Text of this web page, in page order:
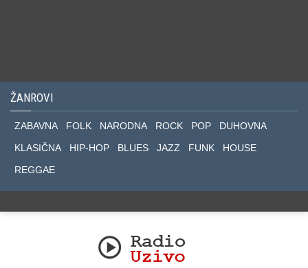
ŽANROVI
ZABAVNA FOLK NARODNA ROCK POP
DUHOVNA
KLASIČNA
HIP-HOP BLUES JAZZ FUNK
HOUSE
REGGAE